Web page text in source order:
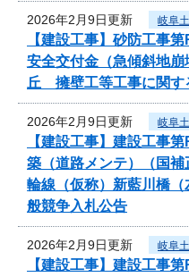
2026年2月9日更新 岐阜
【建設工事】砂防工事
安全交付金（急傾斜地
丘 擁壁工等工事に関す
2026年2月9日更新 岐阜
【建設工事】建設工事
築（道路メンテ）（国
輪線（仮称）新藍川橋
般競争入札公告
2026年2月9日更新 岐阜
【建設工事】建設工事